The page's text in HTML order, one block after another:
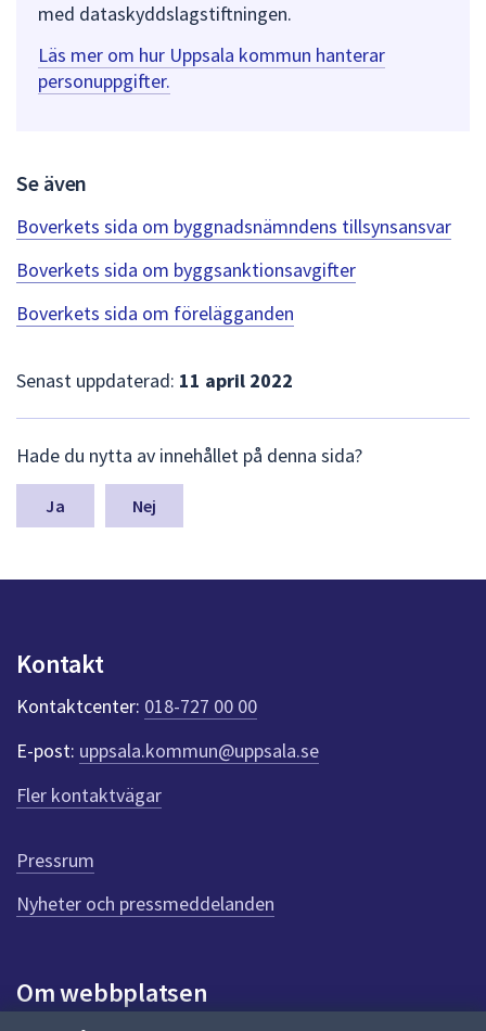
med dataskyddslagstiftningen.
Läs mer om hur Uppsala kommun hanterar
personuppgifter.
Se även
Boverkets sida om byggnadsnämndens tillsynsansvar
Boverkets sida om byggsanktionsavgifter
Boverkets sida om förelägganden
Senast uppdaterad: 11 april 2022
ä
m
a
y
n
t
r
ö
e
n
n
i
d
Hade du nytta av innehållet på denna sida?
Nej
Kontakt
Kontaktcenter: 018-727 00 00
E-post: uppsala.kommun@uppsala.se
Fler kontaktvägar
Pressrum
Nyheter och pressmeddelanden
Om webbplatsen